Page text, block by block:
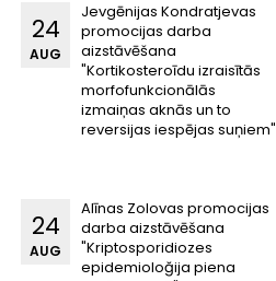
Jevgēnijas Kondratjevas
promocijas darba
aizstāvēšana
"Kortikosteroīdu izraisītās
morfofunkcionālās
izmaiņas aknās un to
reversijas iespējas suņiem"
24
AUG
Alīnas Zolovas promocijas
darba aizstāvēšana
"Kriptosporidiozes
epidemioloğija piena
24
AUG